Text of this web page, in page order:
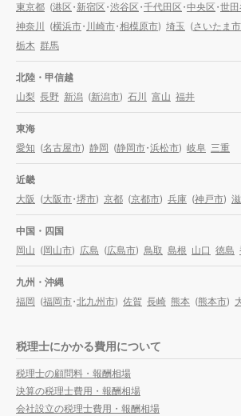
東京都 (港区・新宿区・渋谷区・千代田区・中央区・世
神奈川
(横浜市・川崎市・相模原市) 埼玉 (さいたま市
栃木 群馬
北陸・甲信越
山梨 長野 新潟 (新潟市) 石川 富山 福井
東海
愛知 (名古屋市) 静岡 (静岡市・浜松市) 岐阜 三重
近畿
大阪 (大阪市・堺市) 京都 (京都市) 兵庫 (神戸市)
中国・四国
岡山 (岡山市) 広島 (広島市) 鳥取 島根 山口 徳島
九州・沖縄
福岡 (福岡市・北九州市) 佐賀 長崎 熊本 (熊本市)
税理士にかかる費用について
税理士の顧問料・報酬相場
決算の税理士費用・報酬相場
会社設立の税理士費用・報酬相場